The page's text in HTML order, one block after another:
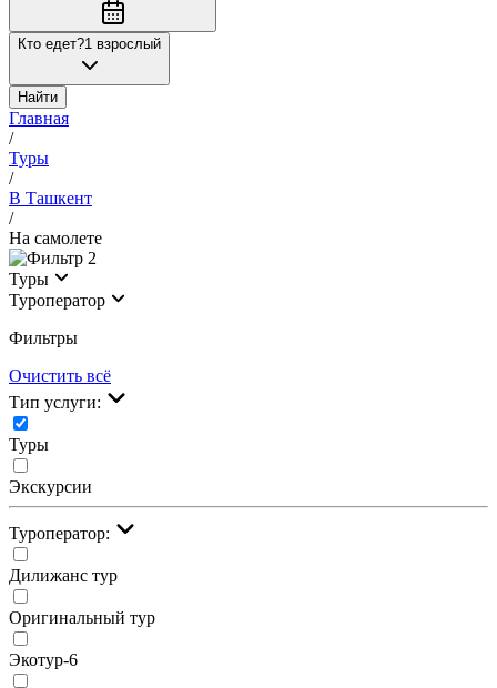
Кто едет?1 взрослый
Найти
Главная
/
Туры
/
В Ташкент
/
На самолете
2
Туры
Туроператор
Фильтры
Очистить всё
Тип услуги:
Туры
Экскурсии
Туроператор:
Дилижанс тур
Оригинальный тур
Экотур-6